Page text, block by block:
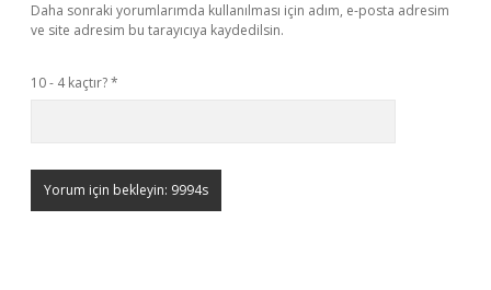
Daha sonraki yorumlarımda kullanılması için adım, e-posta adresim
ve site adresim bu tarayıcıya kaydedilsin.
10 - 4 kaçtır?*